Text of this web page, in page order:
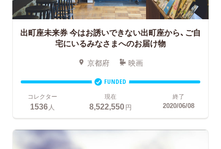
出町座未来券今はお誘いできない出町座から、ご自
宅にいるみなさまへのお届け物
京都府 映画
FUNDED
コレクター
1536 人
現在
8,522,550円
終了
2020/06/08